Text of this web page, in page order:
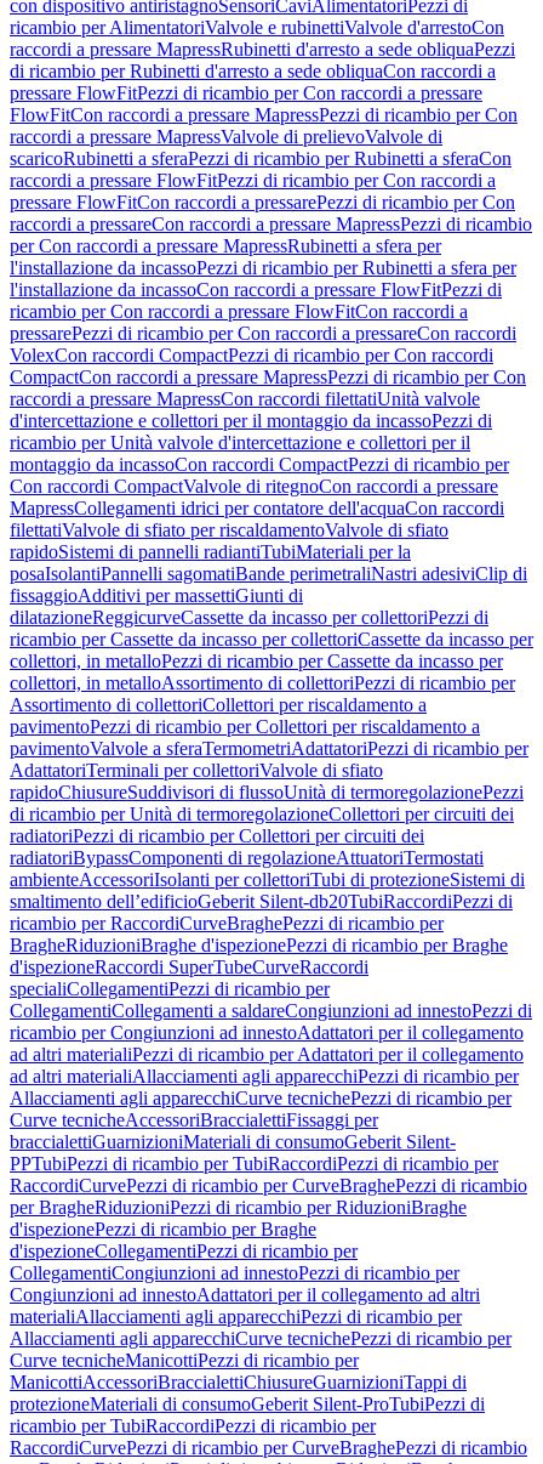
con dispositivo antiristagnoSensoriCaviAlimentatori Pezzi di
ricambio per AlimentatoriValvole e rubinettiValvole d'arrestoCon
raccordi a pressare MapressRubinetti d'arresto a sede obliquaPezzi
di ricambio per Rubinetti d'arresto a sede obliquaCon raccordi a
pressare FlowFitPezzi di ricambio per Con raccordi a pressare
FlowFitCon raccordi a pressare MapressPezzi di ricambio per Con
raccordi a pressare MapressValvole di prelievoValvole di
scaricoRubinetti a sferaPezzi di ricambio per Rubinetti a sferaCon
raccordi a pressare FlowFitPezzi di ricambio per Con raccordi a
pressare FlowFitCon raccordi a pressarePezzi di ricambio per Con
raccordi a pressareCon raccordi a pressare MapressPezzi di ricambio
per Con raccordi a pressare MapressRubinetti a sfera per
l'installazione da incassoPezzi di ricambio per Rubinetti a sfera per
l'installazione da incassoCon raccordi a pressare FlowFitPezzi di
ricambio per Con raccordi a pressare FlowFitCon raccordi a
pressarePezzi di ricambio per Con raccordi a pressareCon raccordi
VolexCon raccordi CompactPezzi di ricambio per Con raccordi
CompactCon raccordi a pressare MapressPezzi di ricambio per Con
raccordi a pressare MapressCon raccordi filettatiUnità valvole
d'intercettazione e collettori per il montaggio da incassoPezzi di
ricambio per Unità valvole d'intercettazione e collettori per il
montaggio da incassoCon raccordi CompactPezzi di ricambio per
Con raccordi CompactValvole di ritegnoCon raccordi a pressare
MapressCollegamenti idrici per contatore dell'acquaCon raccordi
filettatiValvole di sfiato per riscaldamentoValvole di sfiato
rapidoSistemi di pannelli radiantiTubiMateriali per la
posaIsolantiPannelli sagomatiBande perimetraliNastri adesiviClip di
fissaggioAdditivi per massettiGiunti di
dilatazioneReggicurveCassette da incasso per collettoriPezzi di
ricambio per Cassette da incasso per collettoriCassette da incasso per
collettori, in metalloPezzi di ricambio per Cassette da incasso per
collettori, in metalloAssortimento di collettoriPezzi di ricambio per
Assortimento di collettoriCollettori per riscaldamento a
pavimentoPezzi di ricambio per Collettori per riscaldamento a
pavimentoValvole a sferaTermometriAdattatoriPezzi di ricambio per
AdattatoriTerminali per collettoriValvole di sfiato
rapidoChiusureSuddivisori di flussoUnità di termoregolazionePezzi
di ricambio per Unità di termoregolazioneCollettori per circuiti dei
radiatoriPezzi di ricambio per Collettori per circuiti dei
radiatoriBypassComponenti di regolazioneAttuatoriTermostati
ambienteAccessoriIsolanti per collettoriTubi di protezioneSistemi di
smaltimento dell’edificioGeberit Silent-db20TubiRaccordiPezzi di
ricambio per RaccordiCurveBraghePezzi di ricambio per
BragheRiduzioniBraghe d'ispezionePezzi di ricambio per Braghe
d'ispezioneRaccordi SuperTubeCurveRaccordi
specialiCollegamentiPezzi di ricambio per
CollegamentiCollegamenti a saldareCongiunzioni ad innestoPezzi di
ricambio per Congiunzioni ad innestoAdattatori per il collegamento
ad altri materialiPezzi di ricambio per Adattatori per il collegamento
ad altri materialiAllacciamenti agli apparecchiPezzi di ricambio per
Allacciamenti agli apparecchiCurve tecnichePezzi di ricambio per
Curve tecnicheAccessoriBraccialettiFissaggi per
braccialettiGuarnizioniMateriali di consumoGeberit Silent-
PPTubiPezzi di ricambio per TubiRaccordiPezzi di ricambio per
RaccordiCurvePezzi di ricambio per CurveBraghePezzi di ricambio
per BragheRiduzioniPezzi di ricambio per RiduzioniBraghe
d'ispezionePezzi di ricambio per Braghe
d'ispezioneCollegamentiPezzi di ricambio per
CollegamentiCongiunzioni ad innestoPezzi di ricambio per
Congiunzioni ad innestoAdattatori per il collegamento ad altri
materialiAllacciamenti agli apparecchiPezzi di ricambio per
Allacciamenti agli apparecchiCurve tecnichePezzi di ricambio per
Curve tecnicheManicottiPezzi di ricambio per
ManicottiAccessoriBraccialettiChiusureGuarnizioniTappi di
protezioneMateriali di consumoGeberit Silent-ProTubiPezzi di
ricambio per TubiRaccordiPezzi di ricambio per
RaccordiCurvePezzi di ricambio per CurveBraghePezzi di ricambio